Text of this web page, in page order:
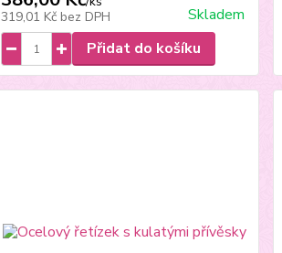
319,01 Kč bez DPH
Skladem
Přidat do košíku